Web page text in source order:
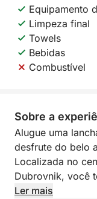
Equipamento
Limpeza final
Towels
Bebidas
Combustível
Sobre a
Alugue uma
desfrute do belo
Localizada no
Dubrovnik, você
muitas ilhas e
Ler mais